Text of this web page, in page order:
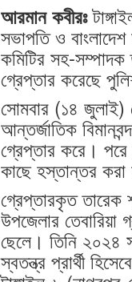
আরমান কবীরঃ
সভাপতি ও
কমিটির সহ-সম্পাদক
গ্রেপ্তার করেছে
সোমবার (১৪ জুলাই)
আন্তর্জাতিক
গ্রেপ্তার করে। পরে
কাছে হস্তান্তর
গ্রেপ্তারকৃত তারেক
উপজেলার তেবারিয়া
ছেলে। তিনি ২০২৪
স্বতন্ত্র প্রার্থী